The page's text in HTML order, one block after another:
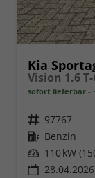
Kia
sofort lieferbar
Fahrzeugnr. 97767
Kraftstoff Benzin
Leistung 110 kW
28.04.2026